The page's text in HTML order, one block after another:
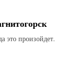
это произойдет.